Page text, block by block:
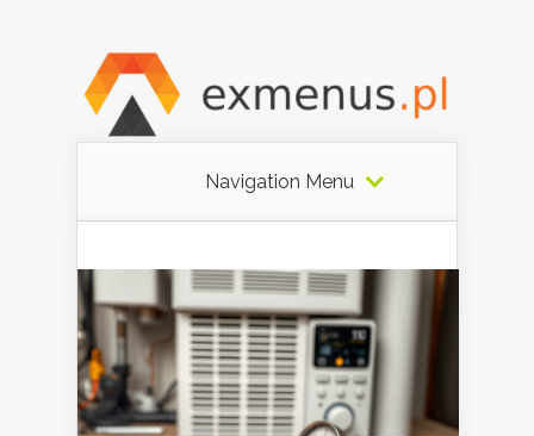
Navigation Menu